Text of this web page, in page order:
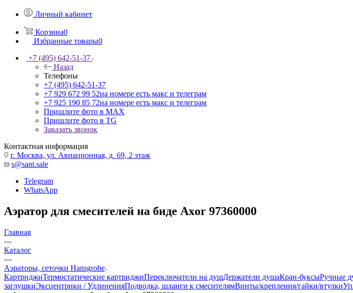
Личный кабинет
Корзина0
Избранные товары0
+7 (495) 642-51-37
Назад
Телефоны
+7 (495) 642-51-37
+7 929 672 99 52на номере есть макс и телеграм
+7 925 190 85 72на номере есть макс и телеграм
Пришлите фото в MAX
Пришлите фото в TG
Заказать звонок
Контактная информация
г. Москва, ул. Авиационная, д. 69, 2 этаж
s@sant.sale
Telegram
WhatsApp
Аэратор для смесителей на биде Axor 97360000
Главная
—
Каталог
—
Аэраторы, сеточки Hansgrohe
КартриджиТермостатические картриджиПереключатели на душДержатели душаКран-буксыРучные
заглушкиЭксцентрики / УдлиненияПодводка, шланги к смесителямВинты/крепления/гайки/втулки